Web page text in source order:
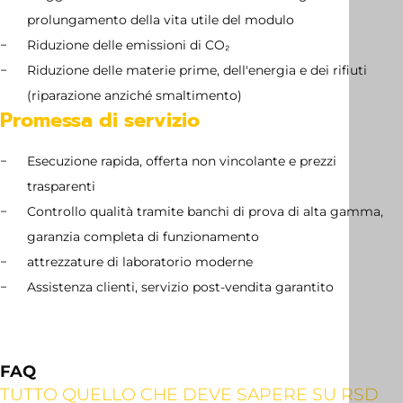
prolungamento della vita utile del modulo
Riduzione delle emissioni di CO₂
Riduzione delle materie prime, dell'energia e dei rifiuti
(riparazione anziché smaltimento)
Promessa di servizio
Esecuzione rapida, offerta non vincolante e prezzi
trasparenti
Controllo qualità tramite banchi di prova di alta gamma,
garanzia completa di funzionamento
attrezzature di laboratorio moderne
Assistenza clienti, servizio post-vendita garantito
FAQ
TUTTO QUELLO CHE DEVE SAPERE SU RSD